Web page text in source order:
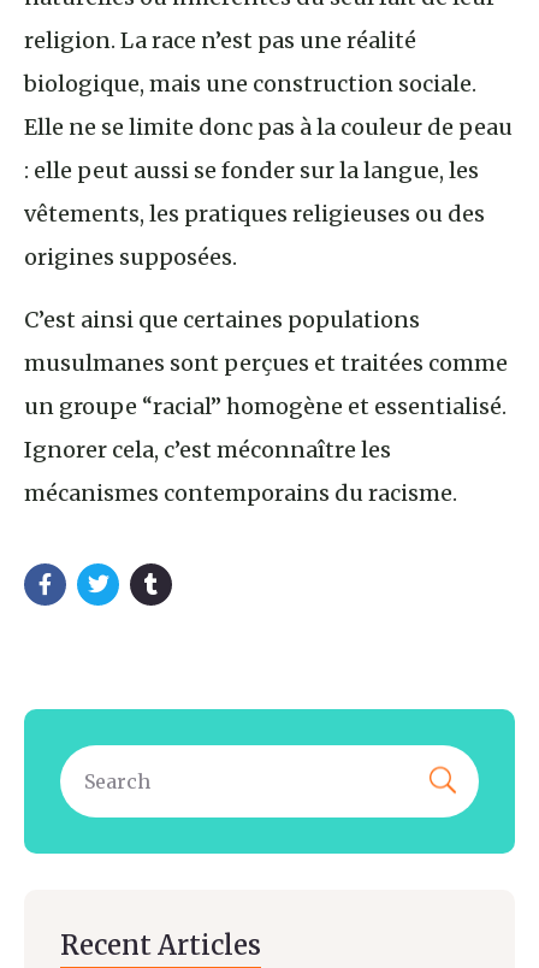
religion. La race n’est pas une réalité
biologique, mais une construction sociale.
Elle ne se limite donc pas à la couleur de peau
: elle peut aussi se fonder sur la langue, les
vêtements, les pratiques religieuses ou des
origines supposées.
C’est ainsi que certaines populations
musulmanes sont perçues et traitées comme
un groupe “racial” homogène et essentialisé.
Ignorer cela, c’est méconnaître les
mécanismes contemporains du racisme.
Recent Articles